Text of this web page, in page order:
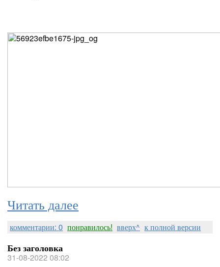
Читать далее
комментарии: 0 понравилось! вверх^ к полной версии
Без заголовка
31-08-2022 08:02